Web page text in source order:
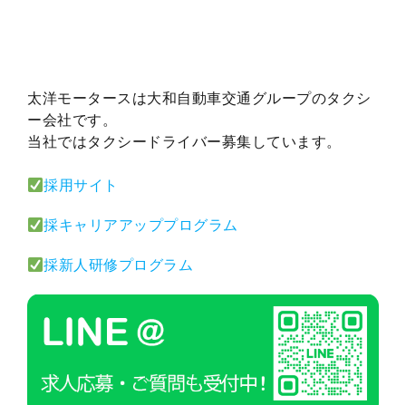
太洋モータースは大和自動車交通グループのタクシ
ー会社です。
当社ではタクシードライバー募集しています。
採用サイト
採キャリアアッププログラム
採新人研修プログラム